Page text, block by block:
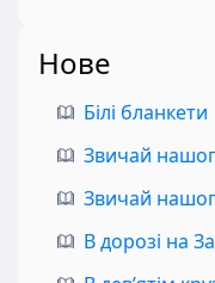
Нове
Білі бланкети
Звичай
Звичай
В дорозі на